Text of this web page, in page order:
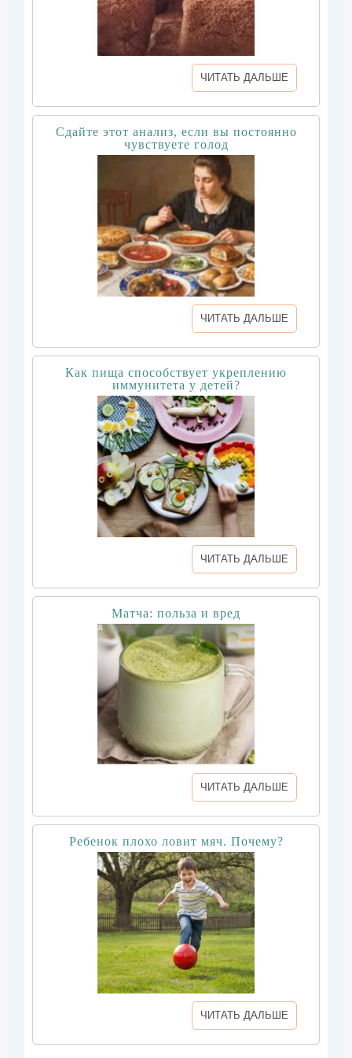
ЧИТАТЬ ДАЛЬШЕ
Сдайте этот анализ, если вы постоянно
чувствуете голод
ЧИТАТЬ ДАЛЬШЕ
Как пища способствует укреплению
иммунитета у детей?
ЧИТАТЬ ДАЛЬШЕ
Матча: польза и вред
ЧИТАТЬ ДАЛЬШЕ
Ребенок плохо ловит мяч. Почему?
ЧИТАТЬ ДАЛЬШЕ